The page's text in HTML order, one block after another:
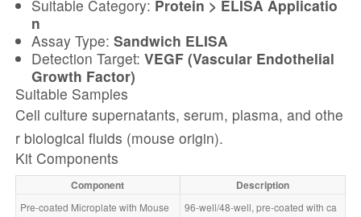
Suitable Category: Protein > ELISA Applicatio
n
Assay Type: Sandwich ELISA
Detection Target: VEGF (Vascular Endothelial
Growth Factor)
Suitable Samples
Cell culture supernatants, serum, plasma, and othe
r biological fluids (mouse origin).
Kit Components
Component Description
Pre-coated Microplate with Mouse
96-well/48-well, pre-coated with ca